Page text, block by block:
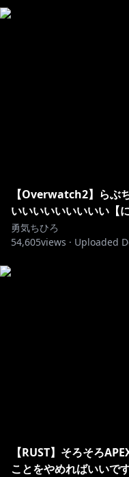
【Overwatch2】らぶ
いいいいいいいいい【
勇気ちひろ
54,605views · Uploaded
【RUST】そろそろ
ことをやめればいいで